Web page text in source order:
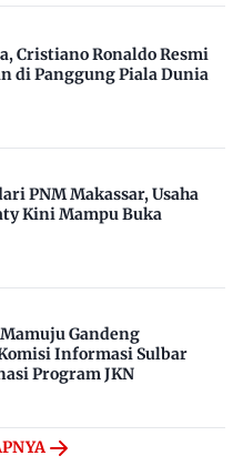
Cristiano Ronaldo Resmi
di Panggung Piala Dunia
PNM Makassar, Usaha
Kini Mampu Buka
Mamuju Gandeng
Informasi Sulbar
Program JKN